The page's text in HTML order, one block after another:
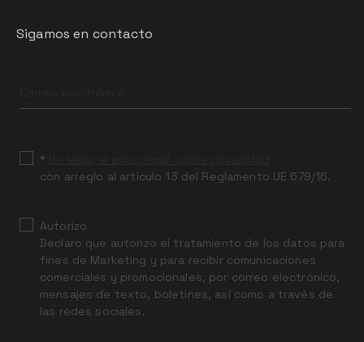
Sigamos en contacto
field
*
con arreglo al artículo 13 del Reglamento UE 679/16.
Autorizo
Declaro que autorizo el tratamiento de los datos para
fines de Marketing y para recibir comunicaciones
comerciales y promocionales, por correo electrónico,
mensajes de texto, boletines, así como a través de
las redes sociales.